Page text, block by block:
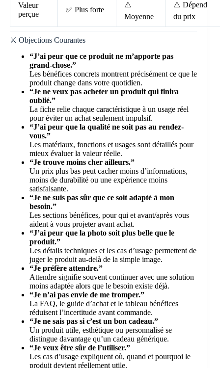
Valeur
perçue
✅ Plus forte
⚠️
Moyenne
⚠️ Dépend
du prix
⚔️ Objections Courantes
“J’ai peur que ce produit ne m’apporte pas
grand-chose.”
Les bénéfices concrets montrent précisément ce que le
produit change dans votre quotidien.
“Je ne veux pas acheter un produit qui finira
oublié.”
La fiche relie chaque caractéristique à un usage réel
pour éviter un achat seulement impulsif.
“J’ai peur que la qualité ne soit pas au rendez-
vous.”
Les matériaux, fonctions et usages sont détaillés pour
mieux évaluer la valeur réelle.
“Je trouve moins cher ailleurs.”
Un prix plus bas peut cacher moins d’informations,
moins de durabilité ou une expérience moins
satisfaisante.
“Je ne suis pas sûr que ce soit adapté à mon
besoin.”
Les sections bénéfices, pour qui et avant/après vous
aident à vous projeter avant achat.
“J’ai peur que la photo soit plus belle que le
produit.”
Les détails techniques et les cas d’usage permettent de
juger le produit au-delà de la simple image.
“Je préfère attendre.”
Attendre signifie souvent continuer avec une solution
moins adaptée alors que le besoin existe déjà.
“Je n’ai pas envie de me tromper.”
La FAQ, le guide d’achat et le tableau bénéfices
réduisent l’incertitude avant commande.
“Je ne sais pas si c’est un bon cadeau.”
Un produit utile, esthétique ou personnalisé se
distingue davantage qu’un cadeau générique.
“Je veux être sûr de l’utiliser.”
Les cas d’usage expliquent où, quand et pourquoi le
produit devient réellement utile.